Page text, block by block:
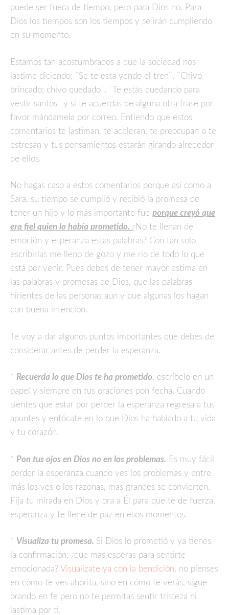
puede ser fuera de tiempo, pero para Dios no. Para
Dios los tiempos son los tiempos y se irán cumpliendo
en su momento.
Estamos tan acostumbrados a que la sociedad nos
lastime diciendo; ¨Se te esta yendo el tren¨, ¨Chivo
brincado; chivo quedado¨, ¨Te estás quedando para
vestir santos¨ y si te acuerdas de alguna otra frase por
favor mándamela por correo. Entiendo que estos
comentarios te lastiman, te aceleran, te preocupan o te
estresan y tus pensamientos estarán girando alrededor
de ellos.
No hagas caso a estos comentarios porque así como a
Sara, su tiempo se cumplió y recibió la promesa de
tener un hijo y lo más importante fue porque creyó que
era fiel quien lo había prometido. ¿No te llenan de
emoción y esperanza estas palabras? Con tan solo
escribirlas me lleno de gozo y me rio de todo lo que
está por venir. Pues debes de tener mayor estima en
las palabras y promesas de Dios, que las palabras
hirientes de las personas aun y que algunas los hagan
con buena intención.
Te voy a dar algunos puntos importantes que debes de
considerar antes de perder la esperanza.
* Recuerda lo que Dios te ha prometido, escríbelo en un
papel y siempre en tus oraciones pon fecha. Cuando
sientes que estar por perder la esperanza regresa a tus
apuntes y enfócate en lo que Dios ha hablado a tu vida
y tu corazón.
* Pon tus ojos en Dios no en los problemas. Es muy fácil
perder la esperanza cuando ves los problemas y entre
más los ves o los razonas, mas grandes se convierten.
Fija tu mirada en Dios y ora a Él para que te de fuerza,
esperanza y te llene de paz en esos momentos.
* Visualiza tu promesa. Si Dios lo prometió y ya tienes
la confirmación; ¿que mas esperas para sentirte
emocionada? Visualízate ya con la bendición, no pienses
en cómo te ves ahorita, sino en cómo te verás, sigue
orando en fe pero no te permitas sentir tristeza ni
lastima por ti.